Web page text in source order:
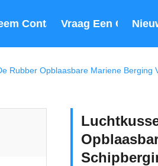
Contact Met Ons Op
Vraag Een Offerte
Rubber Opblaasbare Mariene Berging